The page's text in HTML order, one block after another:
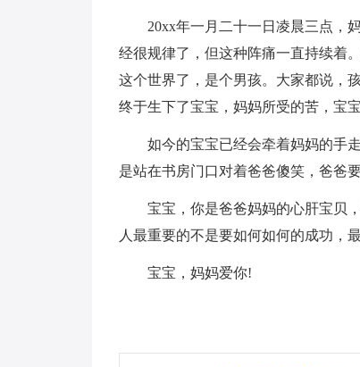
20xx年一月二十一日凌晨三点，
经很规律了，但这种阵痛一直持续着
这个世界了，是个男孩。大家都说，
终于生下了宝宝，妈妈所受的苦，宝宝
如今的宝宝已经会牵着妈妈的手
是站在书房门口对着爸爸傻笑，爸爸
宝宝，你是爸爸妈妈的心肝宝贝
人最重要的不是要如何如何的成功，
宝宝，妈妈爱你!